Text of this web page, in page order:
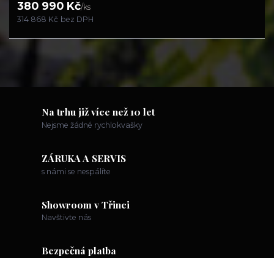
380 990 Kč/ks
314 868 Kč bez DPH
Na trhu již více než 10 let
Nejsme žádné rychlokvašky
ZÁRUKA A SERVIS
s námi se nespálíte
Showroom v Třinci
Navštivte nás
Bezpečná platba